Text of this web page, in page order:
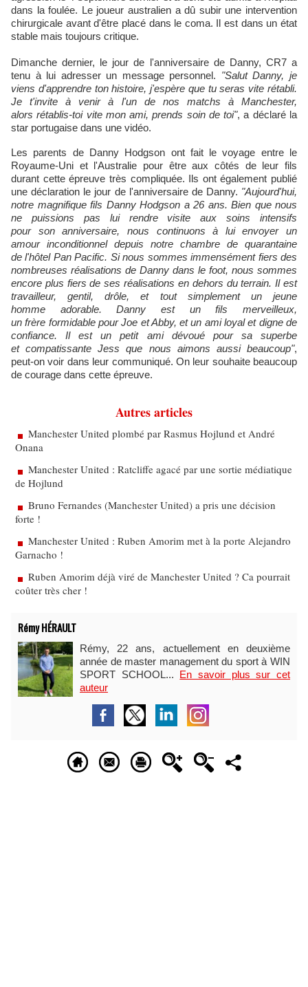
dans la foulée. Le joueur australien a dû subir une intervention
chirurgicale avant d'être placé dans le coma. Il est dans un état
stable mais toujours critique.
Dimanche dernier, le jour de l'anniversaire de Danny, CR7 a
tenu à lui adresser un message personnel. "Salut Danny, je
viens d'apprendre ton histoire, j'espère que tu seras vite rétabli.
Je t'invite à venir à l'un de nos matchs à Manchester,
alors rétablis-toi vite mon ami, prends soin de toi", a déclaré la
star portugaise dans une vidéo.
Les parents de Danny Hodgson ont fait le voyage entre le
Royaume-Uni et l'Australie pour être aux côtés de leur fils
durant cette épreuve très compliquée. Ils ont également publié
une déclaration le jour de l'anniversaire de Danny. "Aujourd'hui,
notre magnifique fils Danny Hodgson a 26 ans. Bien que nous
ne puissions pas lui rendre visite aux soins intensifs
pour son anniversaire, nous continuons à lui envoyer un
amour inconditionnel depuis notre chambre de quarantaine
de l'hôtel Pan Pacific. Si nous sommes immensément fiers des
nombreuses réalisations de Danny dans le foot, nous sommes
encore plus fiers de ses réalisations en dehors du terrain. Il est
travailleur, gentil, drôle, et tout simplement un jeune
homme adorable. Danny est un fils merveilleux,
un frère formidable pour Joe et Abby, et un ami loyal et digne de
confiance. Il est un petit ami dévoué pour sa superbe
et compatissante Jess que nous aimons aussi beaucoup",
peut-on voir dans leur communiqué. On leur souhaite beaucoup
de courage dans cette épreuve.
Autres articles
Manchester United plombé par Rasmus Hojlund et André
Onana
Manchester United : Ratcliffe agacé par une sortie médiatique
de Hojlund
Bruno Fernandes (Manchester United) a pris une décision
forte !
Manchester United : Ruben Amorim met à la porte Alejandro
Garnacho !
Ruben Amorim déjà viré de Manchester United ? Ca pourrait
coûter très cher !
Rémy HÉRAULT
Rémy, 22 ans, actuellement en deuxième
année de master management du sport à WIN
SPORT SCHOOL... En savoir plus sur cet
auteur